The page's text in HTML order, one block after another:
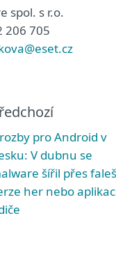
spol. s r.o.
206 705
pro Android v
V dubnu se
šířil přes
her nebo